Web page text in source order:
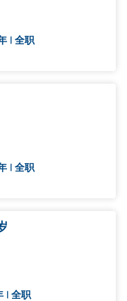
| 全职
| 全职
| 全职